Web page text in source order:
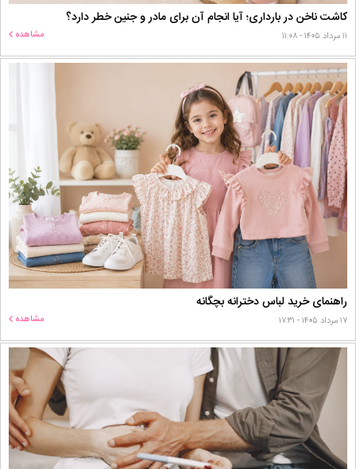
کاشت ناخن در بارداری؛ آیا انجام آن برای مادر و جنین خطر دارد؟
۱۱ مرداد ۱۴۰۵ - ۱۱:۰۸ مشاهده
راهنمای خرید لباس دخترانه بچگانه
۱۷ مرداد ۱۴۰۵ - ۱۷:۳۱ مشاهده